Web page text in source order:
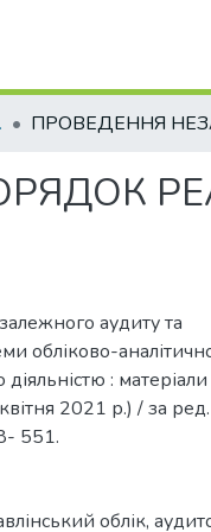
аудиту та
обліково-
: матеріали
2021 р.) / за ред.
551.
облік,